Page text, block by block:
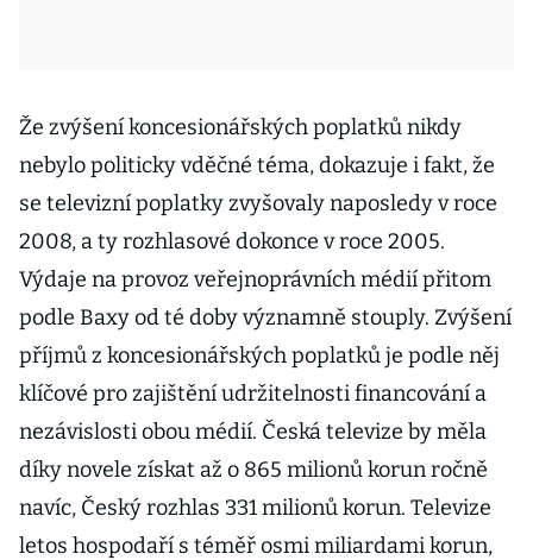
Že zvýšení koncesionářských poplatků nikdy
nebylo politicky vděčné téma, dokazuje i fakt, že
se televizní poplatky zvyšovaly naposledy v roce
2008, a ty rozhlasové dokonce v roce 2005.
Výdaje na provoz veřejnoprávních médií přitom
podle Baxy od té doby významně stouply. Zvýšení
příjmů z koncesionářských poplatků je podle něj
klíčové pro zajištění udržitelnosti financování a
nezávislosti obou médií. Česká televize by měla
díky novele získat až o 865 milionů korun ročně
navíc, Český rozhlas 331 milionů korun. Televize
letos hospodaří s téměř osmi miliardami korun,